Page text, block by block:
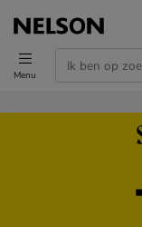
Menu
Voor